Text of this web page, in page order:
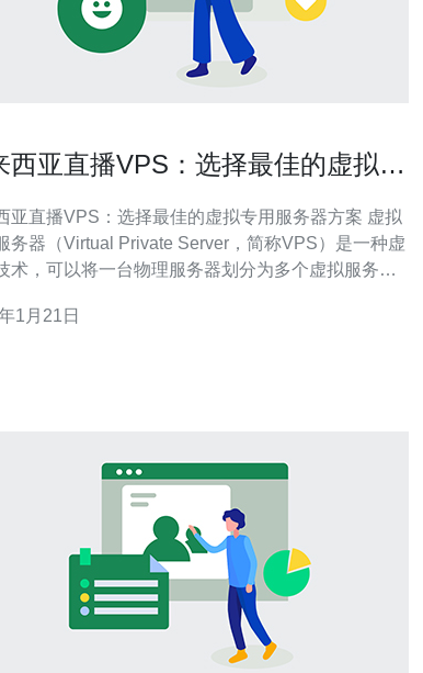
西亚直播VPS：选择最佳的虚拟专
亚直播VPS：选择最佳的虚拟专用服务器方案 虚拟
务器（Virtual Private Server，简称VPS）是一种虚
术，可以将一台物理服务器划分为多个虚拟服务
独立IP地址、磁盘空间、内存和处理器资源。
1月21日